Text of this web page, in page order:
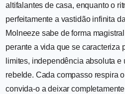
altifalantes de casa, enquanto o
perfeitamente a vastidão infinita
Molneeze sabe de forma
perante a vida que se caracteriza
limites, independência absoluta e
rebelde. Cada compasso respira
convida-o a deixar